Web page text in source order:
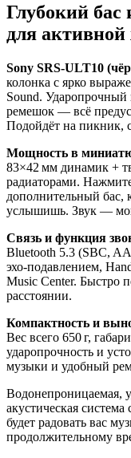
Глубокий бас
для
Sony SRS‑ULT10
колонка с ярко
Sound. Ударопрочный
ремешок — всё
Подойдёт на пикник,
Мощность в
83×42 мм динамик +
радиаторами.
дополнительный бас,
услышишь. Звук —
Связь и функция
Bluetooth 5.3 (SBC,
эхо‑подавлением,
Music Center. Быстро
расстоянии.
Компактность и
Вес всего 650 г,
ударопрочность и
музыки и удобный
Водонепроницаемая,
акустическая
будет радовать вас
продолжительному